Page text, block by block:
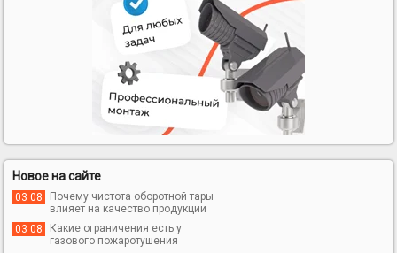
Новое на сайте
03 08
Почему чистота оборотной тары
влияет на качество продукции
03 08
Какие ограничения есть у
газового пожаротушения